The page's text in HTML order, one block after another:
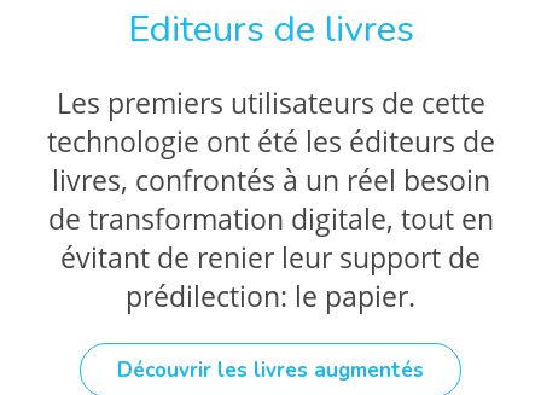
Editeurs de livres
Les premiers utilisateurs de cette
technologie ont été les éditeurs de
livres, confrontés à un réel besoin
de transformation digitale, tout en
évitant de renier leur support de
prédilection: le papier.
Découvrir les livres augmentés